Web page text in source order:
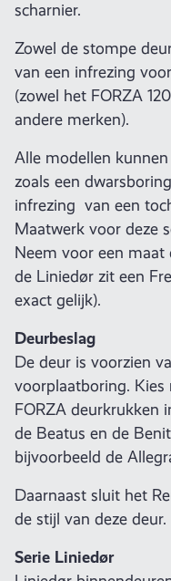
scharnier.
Zowel de stompe
van een infrezing
(zowel het FORZA
andere merken).
Alle modellen
zoals een
infrezing van een
Maatwerk voor deze
Neem voor een
de Liniedør zit een
exact gelijk).
Deurbeslag
De deur is voorzien
voorplaatboring. Kies
FORZA deurkrukken
de Beatus en de
bijvoorbeeld de
Daarnaast sluit het
de stijl van deze deur.
Serie Liniedør